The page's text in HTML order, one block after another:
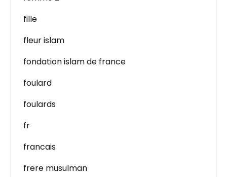
fille
fleur islam
fondation islam de france
foulard
foulards
fr
francais
frere musulman